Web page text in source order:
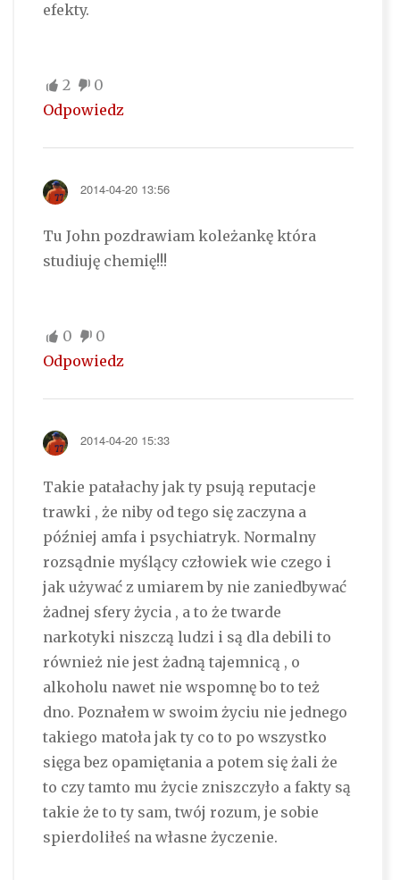
efekty.
2
0
Odpowiedz
2014-04-20 13:56
Tu John pozdrawiam koleżankę która
studiuję chemię!!!
0
0
Odpowiedz
2014-04-20 15:33
Takie patałachy jak ty psują reputacje
trawki , że niby od tego się zaczyna a
później amfa i psychiatryk. Normalny
rozsądnie myślący człowiek wie czego i
jak używać z umiarem by nie zaniedbywać
żadnej sfery życia , a to że twarde
narkotyki niszczą ludzi i są dla debili to
również nie jest żadną tajemnicą , o
alkoholu nawet nie wspomnę bo to też
dno. Poznałem w swoim życiu nie jednego
takiego matoła jak ty co to po wszystko
sięga bez opamiętania a potem się żali że
to czy tamto mu życie zniszczyło a fakty są
takie że to ty sam, twój rozum, je sobie
spierdoliłeś na własne życzenie.